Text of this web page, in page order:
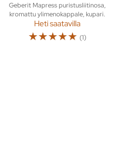
Geberit Mapress puristusliitinosa,
kromattu ylimenokappale, kupari.
Heti saatavilla
☆☆☆☆☆ (1)